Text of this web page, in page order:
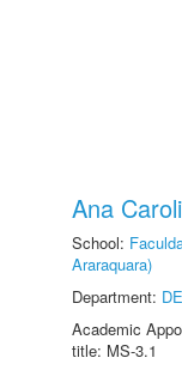
Ana
School:
Araraquara)
Department:
Academic
title: MS-3.1